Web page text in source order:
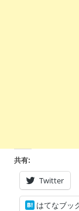
共有:
Twitter
はてなブッ